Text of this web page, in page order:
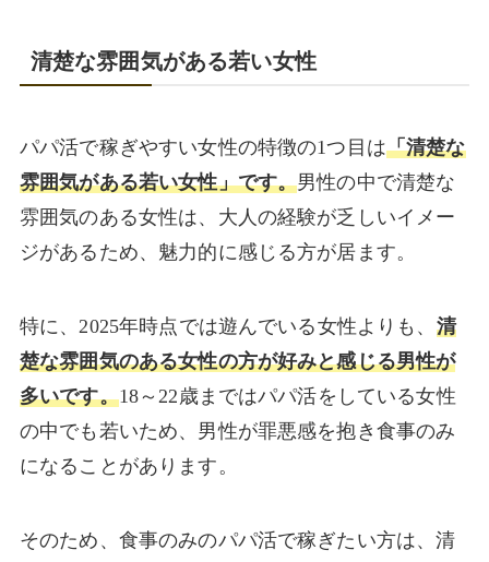
清楚な雰囲気がある若い女性
パパ活で稼ぎやすい女性の特徴の1つ目は「清楚な
雰囲気がある若い女性」です。男性の中で清楚な
雰囲気のある女性は、大人の経験が乏しいイメー
ジがあるため、魅力的に感じる方が居ます。
特に、2025年時点では遊んでいる女性よりも、 清
楚な雰囲気のある女性の方が好みと感じる男性が
多いです。18～22歳まではパパ活をしている女性
の中でも若いため、男性が罪悪感を抱き食事のみ
になることがあります。
そのため、食事のみのパパ活で稼ぎたい方は、清